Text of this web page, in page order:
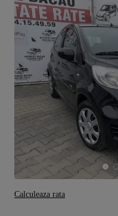
Calculeaza rata